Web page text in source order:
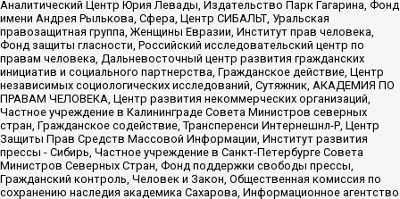
Аналитический Центр Юрия Левады, Издательство Парк Гагарина, Фонд
имени Андрея Рылькова, Сфера, Центр СИБАЛЬТ, Уральская
правозащитная группа, Женщины Евразии, Институт прав человека,
Фонд защиты гласности, Российский исследовательский центр по
правам человека, Дальневосточный центр развития гражданских
инициатив и социального партнерства, Гражданское действие, Центр
независимых социологических исследований, Сутяжник, АКАДЕМИЯ ПО
ПРАВАМ ЧЕЛОВЕКА, Центр развития некоммерческих организаций,
Частное учреждение в Калининграде Совета Министров северных
стран, Гражданское содействие, Трансперенси Интернешнл-Р, Центр
Защиты Прав Средств Массовой Информации, Институт развития
прессы - Сибирь, Частное учреждение в Санкт-Петербурге Совета
Министров Северных Стран, Фонд поддержки свободы прессы,
Гражданский контроль, Человек и Закон, Общественная комиссия по
сохранению наследия академика Сахарова, Информационное агентство